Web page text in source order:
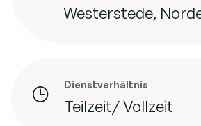
Westerstede,
Dienstverhältnis
Teilzeit/ Vollzeit